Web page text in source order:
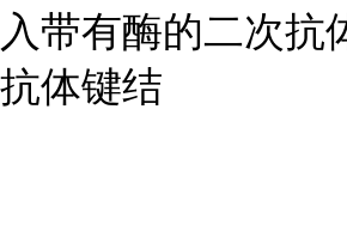
入带有酶的二次抗
抗体键结